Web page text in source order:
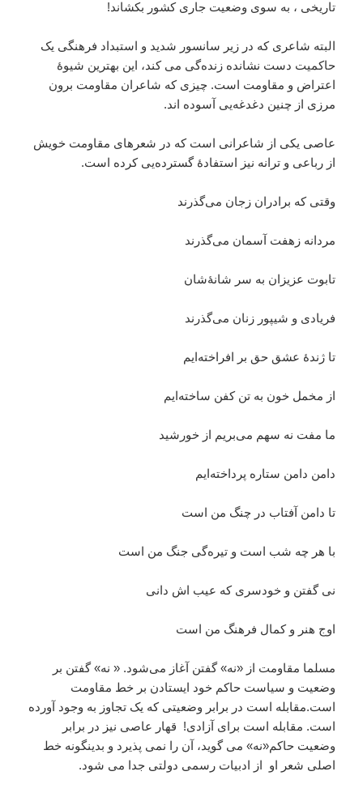
تاریخی ، به سوی وضعیت جاری کشور بکشاند!
البته شاعری که در زیر سانسور شدید و استبداد فرهنگی یک
حاکمیت دست نشانده زنده‌گی می کند، این بهترین شیوۀ
اعتراض و مقاومت است. چیزی که شاعران مقاومت برون
مرزی از چنین دغدغه‌یی آسوده اند.
عاصی یکی از شاعرانی است که در شعرهای مقاومت خویش
از رباعی و ترانه نیز استفادۀ گسترده‌یی کرده است.
وقتی که برادران زجان می‌گذرند
مردانه زهفت آسمان می‌گذرند
تابوت عزیزان به سر شانۀ‌شان
فریادی و شیپور زنان می‌گذرند
تا ژندۀ عشق حق بر افراخته‌ایم
از مخمل خون به تن کفن ساخته‌ایم
ما مفت نه سهم می‌بریم از خورشید
دامن دامن ستاره پرداخته‌ایم
تا دامن آفتاب در چنگ من است
با هر چه شب است و تیره‌گی جنگ من است
نی گفتن و خودسری که عیب اش دانی
اوج هنر و کمال فرهنگ من است
مسلما مقاومت از «نه» گفتن آغاز می‌شود. « نه» گفتن بر
وضعیت و سیاست حاکم خود ایستادن بر خط مقاومت
است.مقابله است در برابر وضعیتی که یک تجاوز به وجود آورده
است. مقابله است برای آزادی! قهار عاصی نیز در برابر
وضعیت حاکم«نه» می گوید، آن را نمی پذیرد و بدینگونه خط
اصلی شعر او از ادبیات رسمی دولتی جدا می شود.